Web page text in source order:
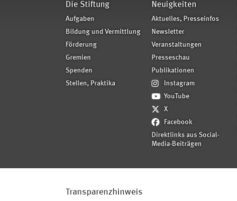
Die Stiftung
Aufgaben
Bildung und Vermittlung
Förderung
Gremien
Spenden
Stellen, Praktika
Neuigkeiten
Aktuelles, Presseinfos
Newsletter
Veranstaltungen
Presseschau
Publikationen
Instagram
YouTube
X
Facebook
Direktlinks aus Social-
Media-Beiträgen
Transparenzhinweis